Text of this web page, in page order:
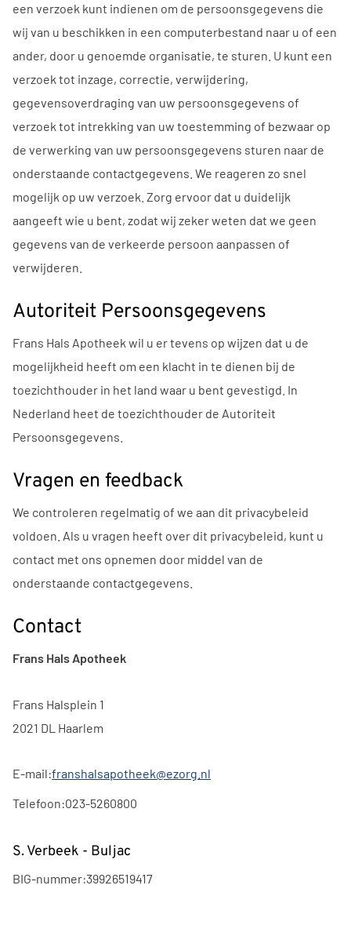
een verzoek kunt indienen om de persoonsgegevens die
wij van u beschikken in een computerbestand naar u of een
ander, door u genoemde organisatie, te sturen. U kunt een
verzoek tot inzage, correctie, verwijdering,
gegevensoverdraging van uw persoonsgegevens of
verzoek tot intrekking van uw toestemming of bezwaar op
de verwerking van uw persoonsgegevens sturen naar de
onderstaande contactgegevens. We reageren zo snel
mogelijk op uw verzoek. Zorg ervoor dat u duidelijk
aangeeft wie u bent, zodat wij zeker weten dat we geen
gegevens van de verkeerde persoon aanpassen of
verwijderen.
Autoriteit Persoonsgegevens
Frans Hals Apotheek wil u er tevens op wijzen dat u de
mogelijkheid heeft om een klacht in te dienen bij de
toezichthouder in het land waar u bent gevestigd. In
Nederland heet de toezichthouder de Autoriteit
Persoonsgegevens.
Vragen en feedback
We controleren regelmatig of we aan dit privacybeleid
voldoen. Als u vragen heeft over dit privacybeleid, kunt u
contact met ons opnemen door middel van de
onderstaande contactgegevens.
Contact
Frans Hals Apotheek
Frans Halsplein 1
2021 DL Haarlem
E-mail:franshalsapotheek@ezorg.nl
Telefoon:023-5260800
S. Verbeek - Buljac
BIG-nummer:39926519417